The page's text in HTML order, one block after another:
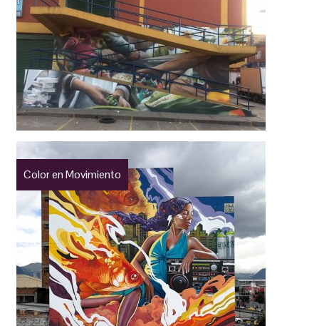
Color en Movimiento